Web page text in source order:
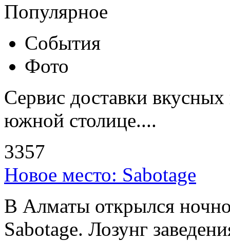
Популярное
События
Фото
Сервис доставки
южной столице....
3357
Новое место: Sabotage
В Алматы открылся
Sabotage. Лозунг